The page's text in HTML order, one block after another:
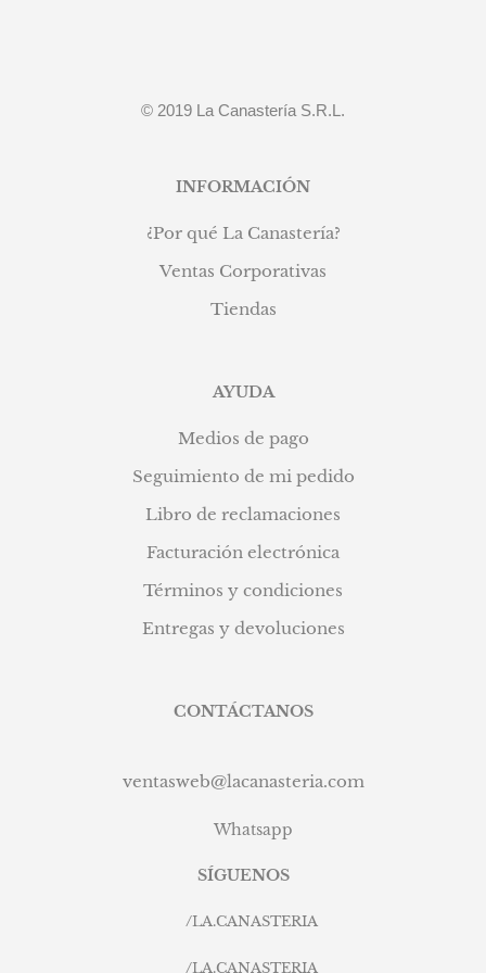
© 2019 La Canastería S.R.L.
INFORMACIÓN
¿Por qué La Canastería?
Ventas Corporativas
Tiendas
AYUDA
Medios de pago
Seguimiento de mi pedido
Libro de reclamaciones
Facturación electrónica
Términos y condiciones
Entregas y devoluciones
CONTÁCTANOS
ventasweb@lacanasteria.com
Whatsapp
SÍGUENOS
/LA.CANASTERIA
/LA.CANASTERIA